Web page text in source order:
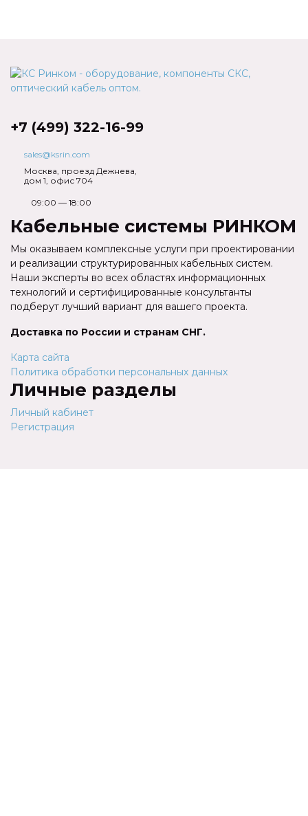
+7 (499) 322-16-99
sales@ksrin.com
Москва, проезд Дежнева,
дом 1, офис 704
09:00 — 18:00
Кабельные системы РИНКОМ
Мы оказываем комплексные услуги при проектировании
и реализации структурированных кабельных систем.
Наши эксперты во всех областях информационных
технологий и сертифицированные консультанты
подберут лучший вариант для вашего проекта.
Доставка по России и странам СНГ.
Карта сайта
Политика обработки персональных данных
Личные разделы
Личный кабинет
Регистрация